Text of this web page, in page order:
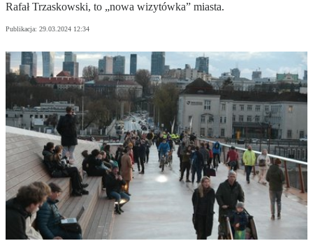
Rafał Trzaskowski, to „nowa wizytówka” miasta.
Publikacja: 29.03.2024 12:34